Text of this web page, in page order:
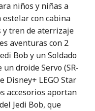
niños y niñas a
estelar con cabina
y tren de aterrizaje
aventuras con 2
Bob y un Soldado
un droide Servo (SR-
Disney+ LEGO Star
accesorios aportan
Jedi Bob, que